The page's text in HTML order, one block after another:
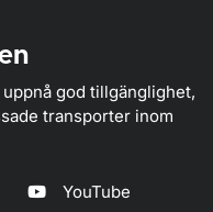
god tillgänglighet,
transporter inom
YouTube